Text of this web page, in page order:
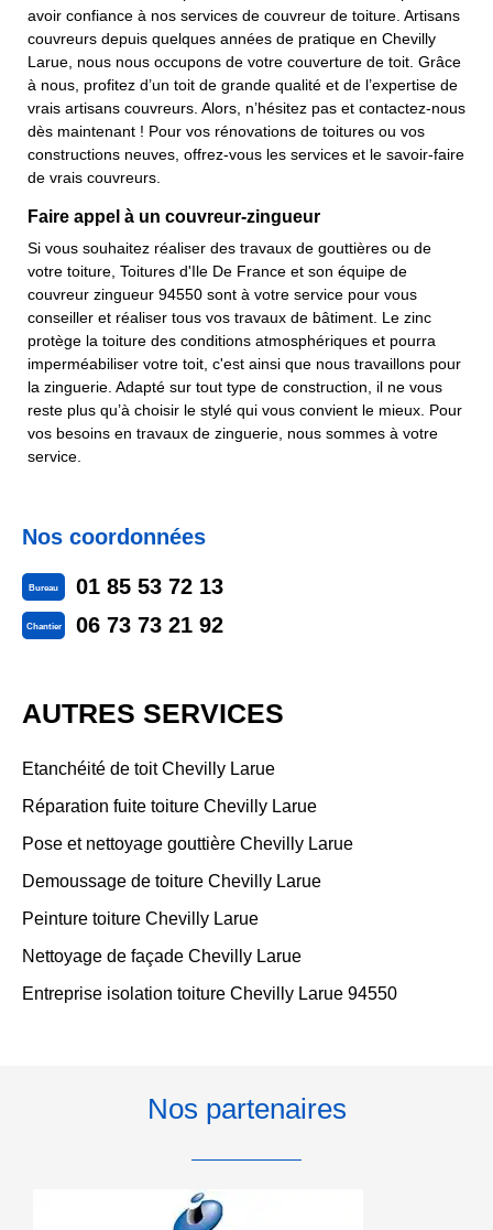
avoir confiance à nos services de couvreur de toiture. Artisans
couvreurs depuis quelques années de pratique en Chevilly
Larue, nous nous occupons de votre couverture de toit. Grâce
à nous, profitez d’un toit de grande qualité et de l’expertise de
vrais artisans couvreurs. Alors, n’hésitez pas et contactez-nous
dès maintenant ! Pour vos rénovations de toitures ou vos
constructions neuves, offrez-vous les services et le savoir-faire
de vrais couvreurs.
Faire appel à un couvreur-zingueur
Si vous souhaitez réaliser des travaux de gouttières ou de
votre toiture, Toitures d'Ile De France et son équipe de
couvreur zingueur 94550 sont à votre service pour vous
conseiller et réaliser tous vos travaux de bâtiment. Le zinc
protège la toiture des conditions atmosphériques et pourra
imperméabiliser votre toit, c'est ainsi que nous travaillons pour
la zinguerie. Adapté sur tout type de construction, il ne vous
reste plus qu’à choisir le stylé qui vous convient le mieux. Pour
vos besoins en travaux de zinguerie, nous sommes à votre
service.
Nos coordonnées
Bureau 01 85 53 72 13
Chantier 06 73 73 21 92
AUTRES SERVICES
Etanchéité de toit Chevilly Larue
Réparation fuite toiture Chevilly Larue
Pose et nettoyage gouttière Chevilly Larue
Demoussage de toiture Chevilly Larue
Peinture toiture Chevilly Larue
Nettoyage de façade Chevilly Larue
Entreprise isolation toiture Chevilly Larue 94550
Nos partenaires